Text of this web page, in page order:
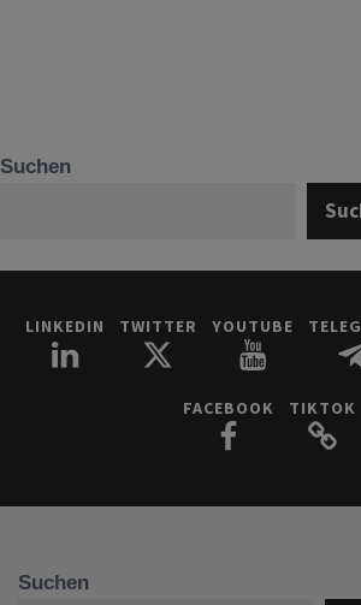
Suchen
LINKEDIN TWITTER YOUTUBE
FACEBOOK TIKTOK
Suchen